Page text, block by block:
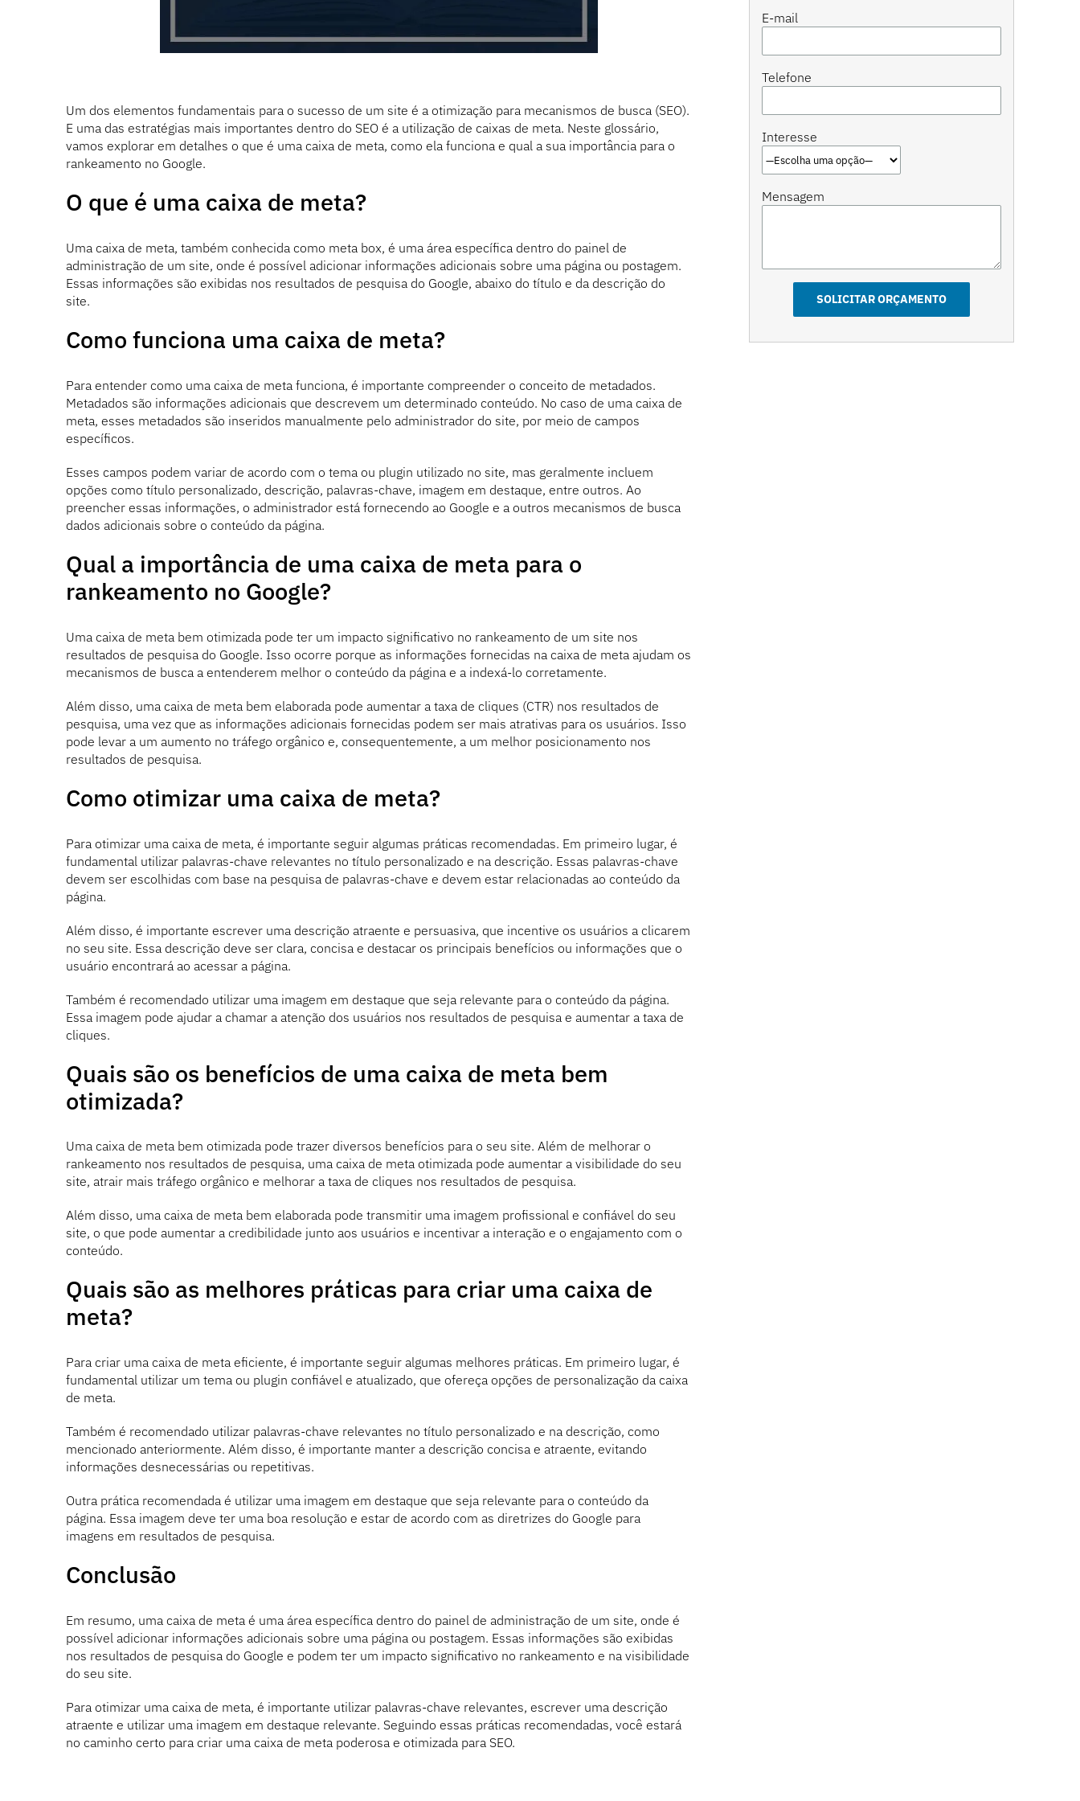
Um dos elementos fundamentais para o sucesso de um site é a otimização para mecanismos de busca (SEO).
E uma das estratégias mais importantes dentro do SEO é a utilização de caixas de meta. Neste glossário,
vamos explorar em detalhes o que é uma caixa de meta, como ela funciona e qual a sua importância para o
rankeamento no Google.
O que é uma caixa de meta?
Uma caixa de meta, também conhecida como meta box, é uma área específica dentro do painel de
administração de um site, onde é possível adicionar informações adicionais sobre uma página ou postagem.
Essas informações são exibidas nos resultados de pesquisa do Google, abaixo do título e da descrição do
site.
Como funciona uma caixa de meta?
Para entender como uma caixa de meta funciona, é importante compreender o conceito de metadados.
Metadados são informações adicionais que descrevem um determinado conteúdo. No caso de uma caixa de
meta, esses metadados são inseridos manualmente pelo administrador do site, por meio de campos
específicos.
Esses campos podem variar de acordo com o tema ou plugin utilizado no site, mas geralmente incluem
opções como título personalizado, descrição, palavras-chave, imagem em destaque, entre outros. Ao
preencher essas informações, o administrador está fornecendo ao Google e a outros mecanismos de busca
dados adicionais sobre o conteúdo da página.
Qual a importância de uma caixa de meta para o
rankeamento no Google?
Uma caixa de meta bem otimizada pode ter um impacto significativo no rankeamento de um site nos
resultados de pesquisa do Google. Isso ocorre porque as informações fornecidas na caixa de meta ajudam os
mecanismos de busca a entenderem melhor o conteúdo da página e a indexá-lo corretamente.
Além disso, uma caixa de meta bem elaborada pode aumentar a taxa de cliques (CTR) nos resultados de
pesquisa, uma vez que as informações adicionais fornecidas podem ser mais atrativas para os usuários. Isso
pode levar a um aumento no tráfego orgânico e, consequentemente, a um melhor posicionamento nos
resultados de pesquisa.
Como otimizar uma caixa de meta?
Para otimizar uma caixa de meta, é importante seguir algumas práticas recomendadas. Em primeiro lugar, é
fundamental utilizar palavras-chave relevantes no título personalizado e na descrição. Essas palavras-chave
devem ser escolhidas com base na pesquisa de palavras-chave e devem estar relacionadas ao conteúdo da
página.
Além disso, é importante escrever uma descrição atraente e persuasiva, que incentive os usuários a clicarem
no seu site. Essa descrição deve ser clara, concisa e destacar os principais benefícios ou informações que o
usuário encontrará ao acessar a página.
Também é recomendado utilizar uma imagem em destaque que seja relevante para o conteúdo da página.
Essa imagem pode ajudar a chamar a atenção dos usuários nos resultados de pesquisa e aumentar a taxa de
cliques.
Quais são os benefícios de uma caixa de meta bem
otimizada?
Uma caixa de meta bem otimizada pode trazer diversos benefícios para o seu site. Além de melhorar o
rankeamento nos resultados de pesquisa, uma caixa de meta otimizada pode aumentar a visibilidade do seu
site, atrair mais tráfego orgânico e melhorar a taxa de cliques nos resultados de pesquisa.
Além disso, uma caixa de meta bem elaborada pode transmitir uma imagem profissional e confiável do seu
site, o que pode aumentar a credibilidade junto aos usuários e incentivar a interação e o engajamento com o
conteúdo.
Quais são as melhores práticas para criar uma caixa de
meta?
Para criar uma caixa de meta eficiente, é importante seguir algumas melhores práticas. Em primeiro lugar, é
fundamental utilizar um tema ou plugin confiável e atualizado, que ofereça opções de personalização da caixa
de meta.
Também é recomendado utilizar palavras-chave relevantes no título personalizado e na descrição, como
mencionado anteriormente. Além disso, é importante manter a descrição concisa e atraente, evitando
informações desnecessárias ou repetitivas.
Outra prática recomendada é utilizar uma imagem em destaque que seja relevante para o conteúdo da
página. Essa imagem deve ter uma boa resolução e estar de acordo com as diretrizes do Google para
imagens em resultados de pesquisa.
Conclusão
Em resumo, uma caixa de meta é uma área específica dentro do painel de administração de um site, onde é
possível adicionar informações adicionais sobre uma página ou postagem. Essas informações são exibidas
nos resultados de pesquisa do Google e podem ter um impacto significativo no rankeamento e na visibilidade
do seu site.
Para otimizar uma caixa de meta, é importante utilizar palavras-chave relevantes, escrever uma descrição
atraente e utilizar uma imagem em destaque relevante. Seguindo essas práticas recomendadas, você estará
no caminho certo para criar uma caixa de meta poderosa e otimizada para SEO.
E-mail
Telefone
Interesse
Mensagem